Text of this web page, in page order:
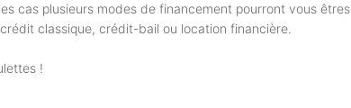
cas plusieurs modes de financement pourront vous êtres
classique, crédit-bail ou location financière.
!